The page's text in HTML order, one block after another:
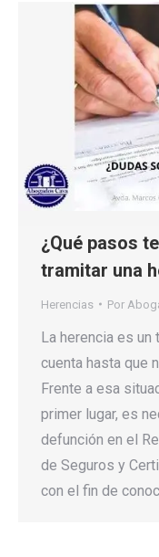
¿Qué pasos
tramitar una
Herencias Por
La herencia es un
cuenta hasta que
Frente a esa
primer lugar, es
defunción en el
de Seguros y
con el fin de